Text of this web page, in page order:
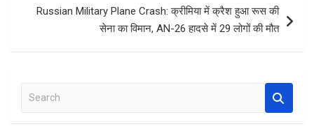
Russian Military Plane Crash: क्रीमिया में क्रैश हुआ रूस की
सेना का विमान, AN-26 हादसे में 29 लोगों की मौत
a